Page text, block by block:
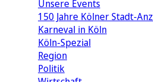
Unsere Events
150 Jahre Kölner Stadt-
Karneval in Köln
Köln-Spezial
Region
Politik